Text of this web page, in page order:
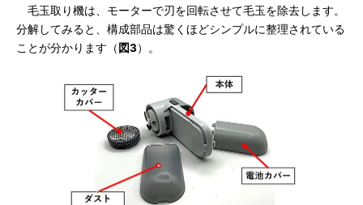
毛玉取り機は、モーターで刃を回転させて毛玉を除去します。
分解してみると、構成部品は驚くほどシンプルに整理されている
ことが分かります（ 図3）。